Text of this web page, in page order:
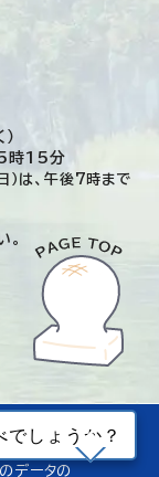
時15分
）は、午後7時まで
。
データの